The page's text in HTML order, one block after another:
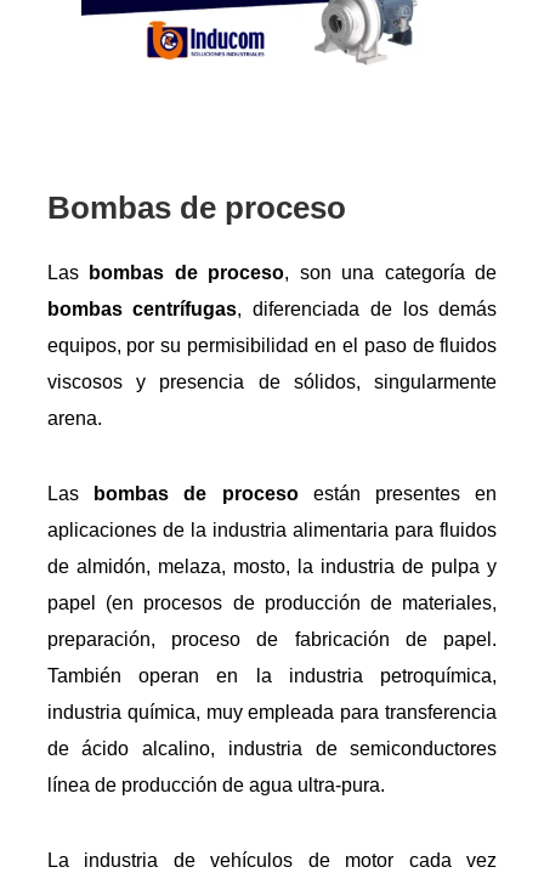
Bombas de proceso
Las bombas de proceso, son una categoría de
bombas centrífugas, diferenciada de los demás
equipos, por su permisibilidad en el paso de fluidos
viscosos y presencia de sólidos, singularmente
arena.
Las bombas de procesoestán presentes en
aplicaciones de la industria alimentaria para fluidos
de almidón, melaza, mosto, la industria de pulpa y
papel (en procesos de producción de materiales,
preparación, proceso de fabricación de papel.
También operan en la industria petroquímica,
industria química, muy empleada para transferencia
de ácido alcalino, industria de semiconductores
línea de producción de agua ultra-pura.
La industria de vehículos de motor cada vez